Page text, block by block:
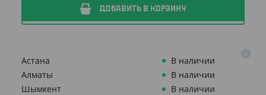
ДОБАВИТЬ В КОРЗИНУ
Астана
В наличии
Алматы
В наличии
Шымкент
В наличии